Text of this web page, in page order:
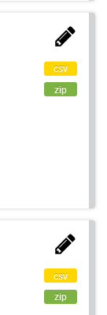
csv
zip
csv
zip